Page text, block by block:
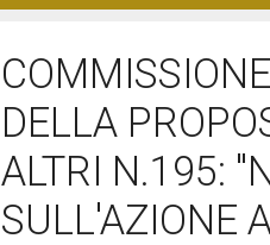
DELLA
ALTRI N.195:
SULL'AZIONE